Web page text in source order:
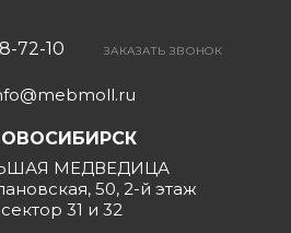
72-10 ЗАКАЗАТЬ ЗВОНОК
МЕДВЕДИЦА
50, 2-й этаж
сектор 31 и 32